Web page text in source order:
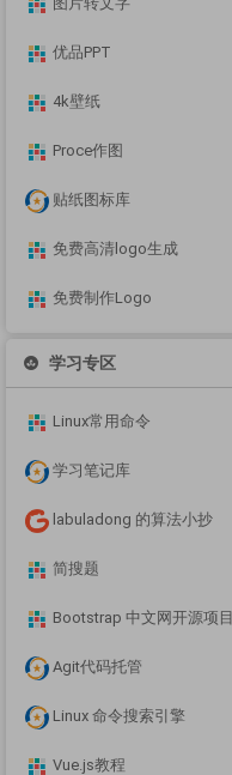
优品PPT
4k壁纸
Proce作图
贴纸图标库
免费高清logo生成
免费制作Logo
学习专区
Linux常用命令
学习笔记库
labuladong 的算法小抄
简搜题
Bootstrap 中文网开源项目
Agit代码托管
Linux 命令搜索引擎
Vue.js教程